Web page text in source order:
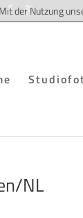
NL
der Nutzung